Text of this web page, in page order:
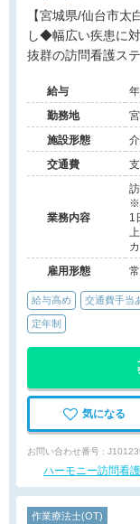
【宮城県/仙台市太白区】 ◆土日休み◆日勤の
し◆幅広い疾患に
抜群の訪問看護ス
給与
勤務地
施設形態
交通費
業務内容
※
1
雇用形態
給与高め 交通費手当
定年制
気になる
お問い合わせ番号 :
ハーモニー訪問看
作業療法士(OT)